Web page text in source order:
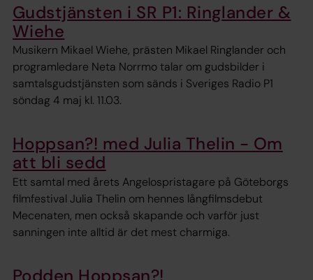
Gudstjänsten i SR P1: Ringlander &
Wiehe
Musikern Mikael Wiehe, prästen Mikael Ringlander och
programledare Neta Norrmo talar om gudsbilder i
samtalsgudstjänsten som sänds i Sveriges Radio P1
söndag 4 maj kl. 11.03.
Hoppsan?! med Julia Thelin - Om
att bli sedd
Ett samtal med årets Angelospristagare på Göteborgs
filmfestival Julia Thelin om hennes långfilmsdebut
Mecenaten, men också skapande och varför just
sanningen inte alltid är det mest charmiga.
Podden Hoppsan?!